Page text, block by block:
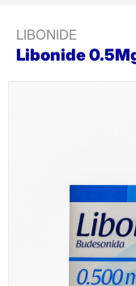
LIBONIDE
Libonide